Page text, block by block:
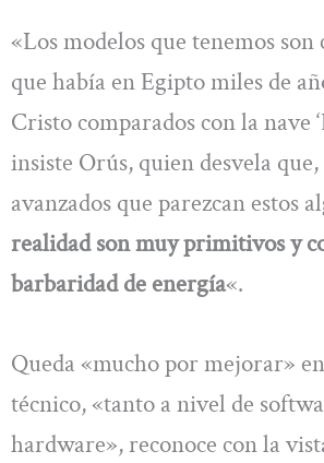
«Los modelos que tenemos
que había en Egipto miles de
Cristo comparados con la nave
insiste Orús, quien desvela
avanzados que parezcan estos
realidad son muy primitivos y
barbaridad de energía«.
Queda «mucho por mejorar»
técnico, «tanto a nivel de
hardware», reconoce con la